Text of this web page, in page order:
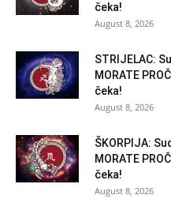
čeka!
August 8, 2026
STRIJELAC:
MORATE
čeka!
August 8, 2026
ŠKORPIJA:
MORATE
čeka!
August 8, 2026